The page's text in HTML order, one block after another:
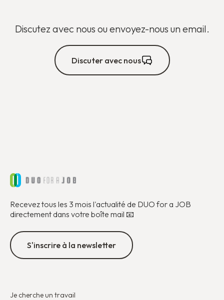
Discutez avec nous ou envoyez-nous un email.
Discuter avec nous
Recevez tous les 3 mois l'actualité de DUO for a JOB
directement dans votre boîte mail 📧
S'inscrire à la newsletter
Je cherche un travail